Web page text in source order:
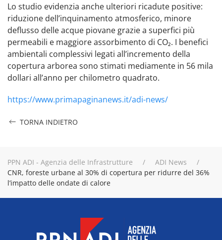
Lo studio evidenzia anche ulteriori ricadute positive:
riduzione dell’inquinamento atmosferico, minore
deflusso delle acque piovane grazie a superfici più
permeabili e maggiore assorbimento di CO₂. I benefici
ambientali complessivi legati all’incremento della
copertura arborea sono stimati mediamente in 56 mila
dollari all’anno per chilometro quadrato.
https://www.primapaginanews.it/adi-news/
TORNA INDIETRO
PPN ADI - Agenzia delle Infrastrutture
ADI News
CNR, foreste urbane al 30% di copertura per ridurre del 36%
l’impatto delle ondate di calore